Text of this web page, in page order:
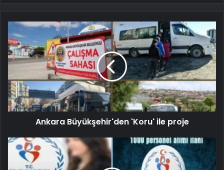
Ankara Büyükşehir'den 'Koru' ile proje